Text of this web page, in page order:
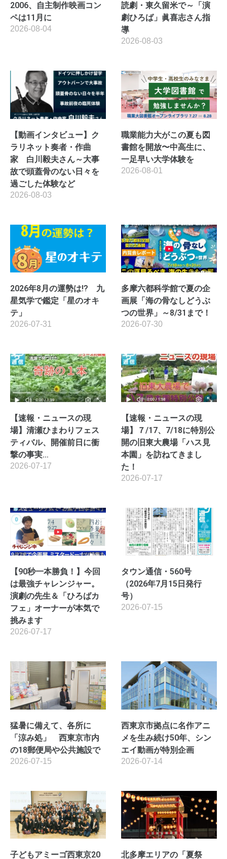
2006、自主制作映画コン
ペは11月に
2026-08-04
読劇・東久留米で～「演
劇ひろば」眞喜志さん指
導
2026-08-03
【動画インタビュー】ク
ラリネット奏者・作曲
家 白川毅夫さん～大事
故で頭蓋骨のない日々を
過ごした体験など
2026-08-03
職業能力大がこの夏も図
書館を開放〜中高生に、
一足早い大学体験を
2026-08-01
2026年8月の運勢は!? 九
星気学で鑑定「星のオキ
テ」
2026-07-31
多摩六都科学館で夏の企
画展「海の骨なしどうぶ
つの世界」～8/31まで！
2026-07-30
【速報・ニュースの現
場】清瀬ひまわりフェス
ティバル、開催前日に衝
撃の事実…
2026-07-17
【速報・ニュースの現
場】７/17、7/18に特別公
開の旧東大農場「ハス見
本園」を訪ねてきまし
た！
2026-07-17
【90秒一本勝負！】今回
は最強チャレンジャー。
演劇の先生＆「ひろばカ
フェ」オーナーが本気で
挑みます
2026-07-17
タウン通信・560号
（2026年7月15日発行
号）
2026-07-15
猛暑に備えて、各所に
「涼み処」 西東京市内
の18郵便局や公共施設で
2026-07-15
西東京市拠点に名作アニ
メを生み続け50年、シン
エイ動画が特別企画
2026-07-14
子どもアミーゴ西東京20 北多摩エリアの「夏祭